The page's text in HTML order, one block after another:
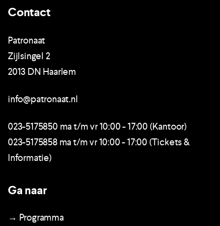
Contact
Patronaat
Zijlsingel 2
2013 DN Haarlem
info@patronaat.nl
023-5175850 ma t/m vr 10:00 - 17:00 (Kantoor)
023-5175858 ma t/m vr 10:00 - 17:00 (Tickets &
Informatie)
Ga naar
→ Programma